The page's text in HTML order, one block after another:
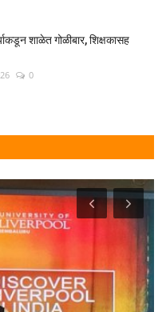
शाळेत गोळीबार, शिक्षकासह
0